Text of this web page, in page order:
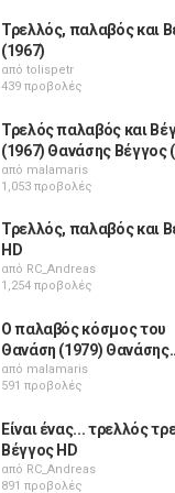
Τρελλός, παλαβός και
(1967)
από tolispetr
439 προβολές
Τρελός παλαβός και
(1967) Θανάσης Βέγγος
από malamaris
1,053 προβολές
Τρελλός, παλαβός και
HD
από RC_Andreas
1,254 προβολές
Ο παλαβός κόσμος του
Θανάση (1979)
από malamaris
591 προβολές
Είναι ένας... τρελλός
Βέγγος HD
από RC_Andreas
891 προβολές